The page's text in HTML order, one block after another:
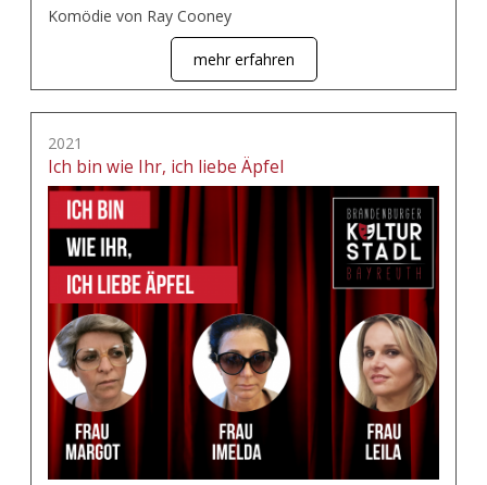
Komödie von Ray Cooney
mehr erfahren
2021
Ich bin wie Ihr, ich liebe Äpfel